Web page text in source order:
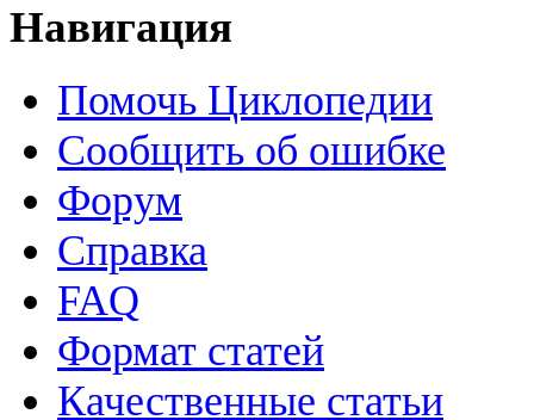
Навигация
Помочь Циклопедии
Сообщить об ошибке
Форум
Справка
FAQ
Формат статей
Качественные статьи